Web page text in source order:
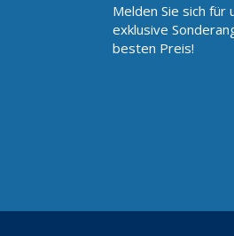
Melden Sie sich
exklusive
besten Preis!